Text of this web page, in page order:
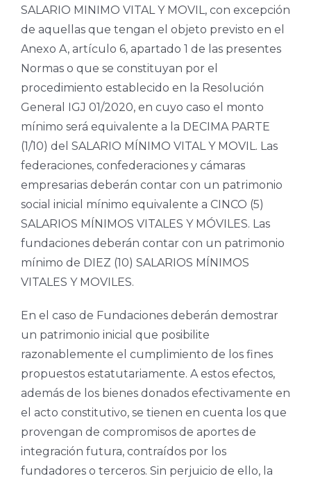
SALARIO MINIMO VITAL Y MOVIL, con excepción
de aquellas que tengan el objeto previsto en el
Anexo A, artículo 6, apartado 1 de las presentes
Normas o que se constituyan por el
procedimiento establecido en la Resolución
General IGJ 01/2020, en cuyo caso el monto
mínimo será equivalente a la DECIMA PARTE
(1/10) del SALARIO MÍNIMO VITAL Y MOVIL. Las
federaciones, confederaciones y cámaras
empresarias deberán contar con un patrimonio
social inicial mínimo equivalente a CINCO (5)
SALARIOS MÍNIMOS VITALES Y MÓVILES. Las
fundaciones deberán contar con un patrimonio
mínimo de DIEZ (10) SALARIOS MÍNIMOS
VITALES Y MOVILES.
En el caso de Fundaciones deberán demostrar
un patrimonio inicial que posibilite
razonablemente el cumplimiento de los fines
propuestos estatutariamente. A estos efectos,
además de los bienes donados efectivamente en
el acto constitutivo, se tienen en cuenta los que
provengan de compromisos de aportes de
integración futura, contraídos por los
fundadores o terceros. Sin perjuicio de ello, la